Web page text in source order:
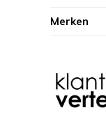
Merken